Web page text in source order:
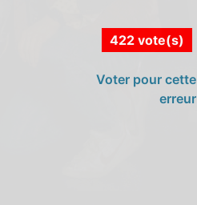
422 vote(s)
Voter pour cette
erreur